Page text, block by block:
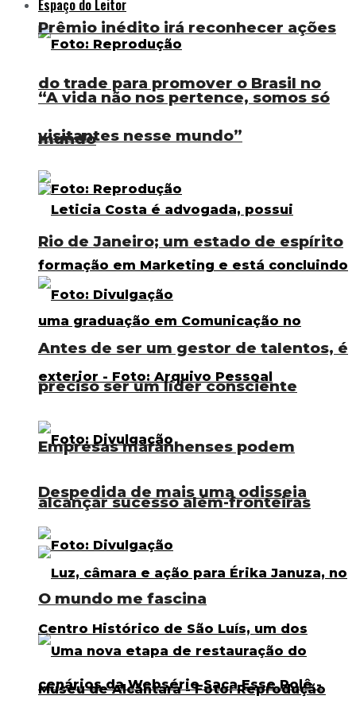
Espaço do Leitor
“A vida não nos pertence, somos só
visitantes nesse mundo”
Rio de Janeiro; um estado de espírito
Antes de ser um gestor de talentos, é
preciso ser um líder consciente
Despedida de mais uma odisseia
O mundo me fascina
Prêmio inédito irá reconhecer ações
do trade para promover o Brasil no
mundo
Empresas maranhenses podem
alcançar sucesso além-fronteiras